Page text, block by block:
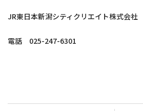
JR東日本新潟シティクリエイト株式会
電話 025-247-6301